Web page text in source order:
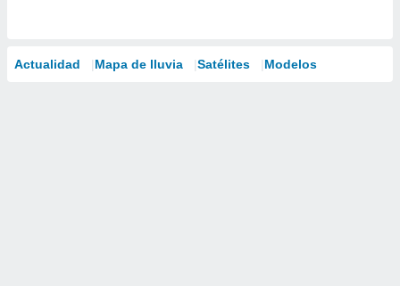
Actualidad Mapa de lluvia Satélites Modelos